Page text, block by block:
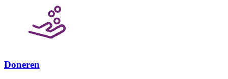
Doneren